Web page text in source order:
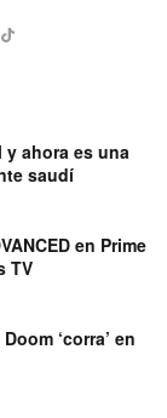
y ahora es una
saudí
en Prime
TV
‘corra’ en